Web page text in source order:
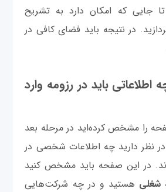
جایی که امکان دارد به تشریح
در نتیجه باید فضای کافی در
باید در رزومه وارد
را مشخص کرده‌اید در مرحله بعد
نظر دارید چه اطلاعات شخصی در
در این صفحه باید مشخص کنید
شغلی هستید و در چه شرکت‌هایی